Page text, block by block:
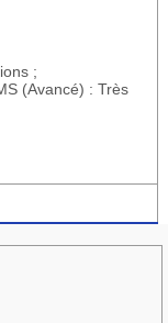
;
(Avancé) : Très